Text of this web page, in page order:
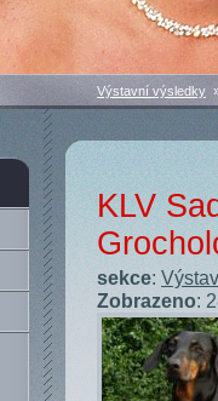
Výstavní výsledky
KLV
sekce:
Zobrazeno: